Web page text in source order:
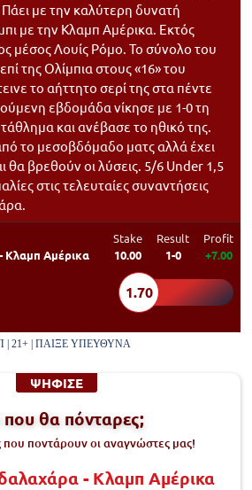
με την καλύτερη δυνατή
με την Κλαμπ Αμέρικα. Εκτός
μέσος Λουίς Ρόμο. Το σύνολο του
της Ολίμπια στους «16» του
το αήττητο σερί της στα πέντε
εβδομάδα νίκησε με 1-0 τη
και ανέβασε το ηθικό της.
το μεσοβδόμαδο ματς αλλά έχει
θα βρεθούν οι λύσεις. 5/6 Under 1,5
στις τελευταίες συναντήσεις
Κλαμπ Αμέρικα
Stake
10.00
Result
1-0
Profit
+7.00
1.70
| 21+ | ΠΑΙΞΕ ΥΠΕΥΘΥΝΑ
ΨΗΦΙΣΕ
θα πόνταρες;
που ποντάρουν οι αναγνώστες μας!
- Κλαμπ Αμέρικα